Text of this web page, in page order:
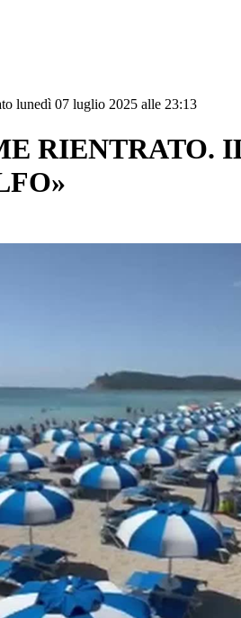
lunedì 07 luglio 2025 alle 23:13
RIENTRATO.